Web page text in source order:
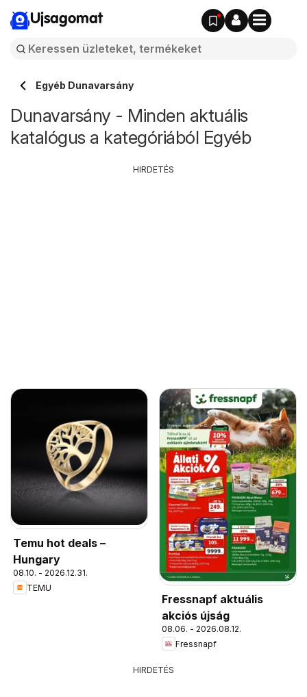
Ujsagomat
Egyéb Dunavarsány
Dunavarsány - Minden aktuális
katalógus a kategóriából Egyéb
Temu hot deals –
Hungary
08.10. - 2026.12.31.
TEMU
Fressnapf aktuális
akciós újság
08.06. - 2026.08.12.
Fressnapf
HIRDETÉS
HIRDETÉS